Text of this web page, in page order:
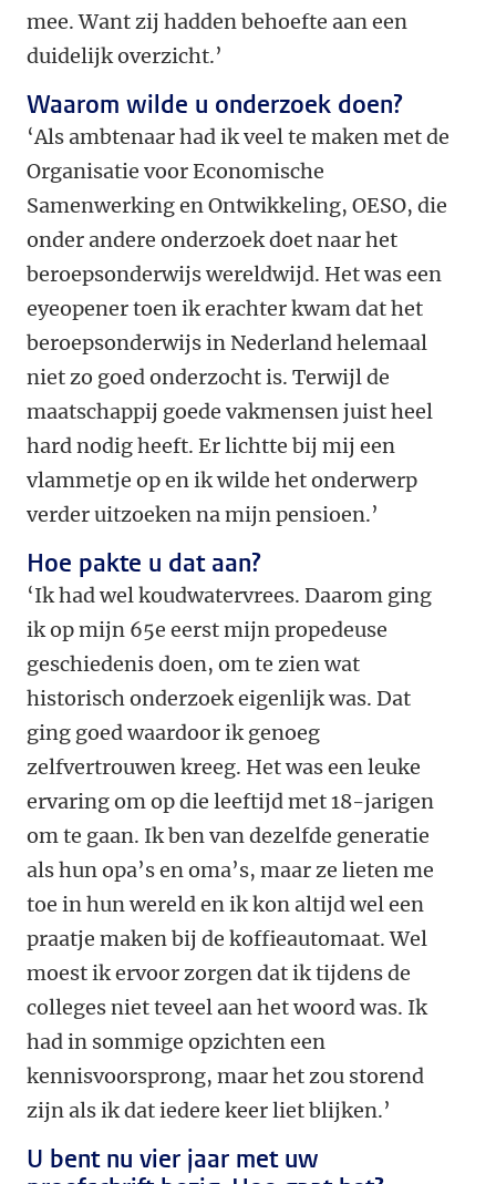
mee. Want zij hadden behoefte aan een
duidelijk overzicht.’
Waarom wilde u onderzoek doen?
‘Als ambtenaar had ik veel te maken met de
Organisatie voor Economische
Samenwerking en Ontwikkeling, OESO, die
onder andere onderzoek doet naar het
beroepsonderwijs wereldwijd. Het was een
eyeopener toen ik erachter kwam dat het
beroepsonderwijs in Nederland helemaal
niet zo goed onderzocht is. Terwijl de
maatschappij goede vakmensen juist heel
hard nodig heeft. Er lichtte bij mij een
vlammetje op en ik wilde het onderwerp
verder uitzoeken na mijn pensioen.’
Hoe pakte u dat aan?
‘Ik had wel koudwatervrees. Daarom ging
ik op mijn 65e eerst mijn propedeuse
geschiedenis doen, om te zien wat
historisch onderzoek eigenlijk was. Dat
ging goed waardoor ik genoeg
zelfvertrouwen kreeg. Het was een leuke
ervaring om op die leeftijd met 18-jarigen
om te gaan. Ik ben van dezelfde generatie
als hun opa’s en oma’s, maar ze lieten me
toe in hun wereld en ik kon altijd wel een
praatje maken bij de koffieautomaat. Wel
moest ik ervoor zorgen dat ik tijdens de
colleges niet teveel aan het woord was. Ik
had in sommige opzichten een
kennisvoorsprong, maar het zou storend
zijn als ik dat iedere keer liet blijken.’
U bent nu vier jaar met uw